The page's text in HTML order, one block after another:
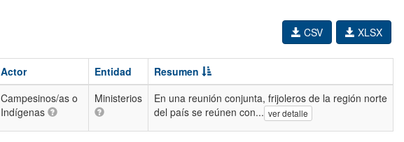
XLSX
CSV
Actor Entidad
Resumen
Campesinos/as o
Indígenas
Ministerios
En una reunión conjunta, frijoleros de la región norte
del país se reúnen con... ver detalle